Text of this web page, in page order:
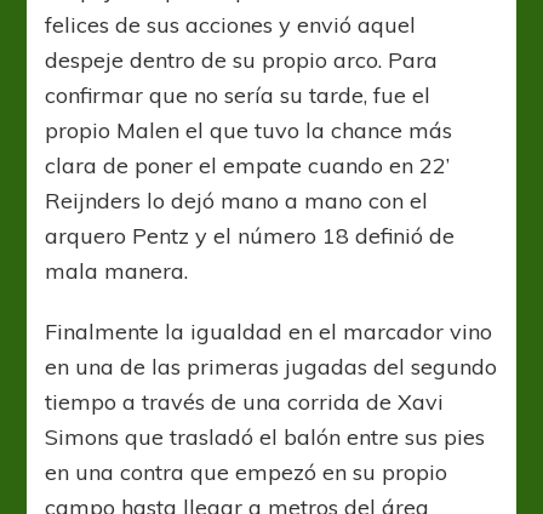
felices de sus acciones y envió aquel
despeje dentro de su propio arco. Para
confirmar que no sería su tarde, fue el
propio Malen el que tuvo la chance más
clara de poner el empate cuando en 22’
Reijnders lo dejó mano a mano con el
arquero Pentz y el número 18 definió de
mala manera.
Finalmente la igualdad en el marcador vino
en una de las primeras jugadas del segundo
tiempo a través de una corrida de Xavi
Simons que trasladó el balón entre sus pies
en una contra que empezó en su propio
campo hasta llegar a metros del área